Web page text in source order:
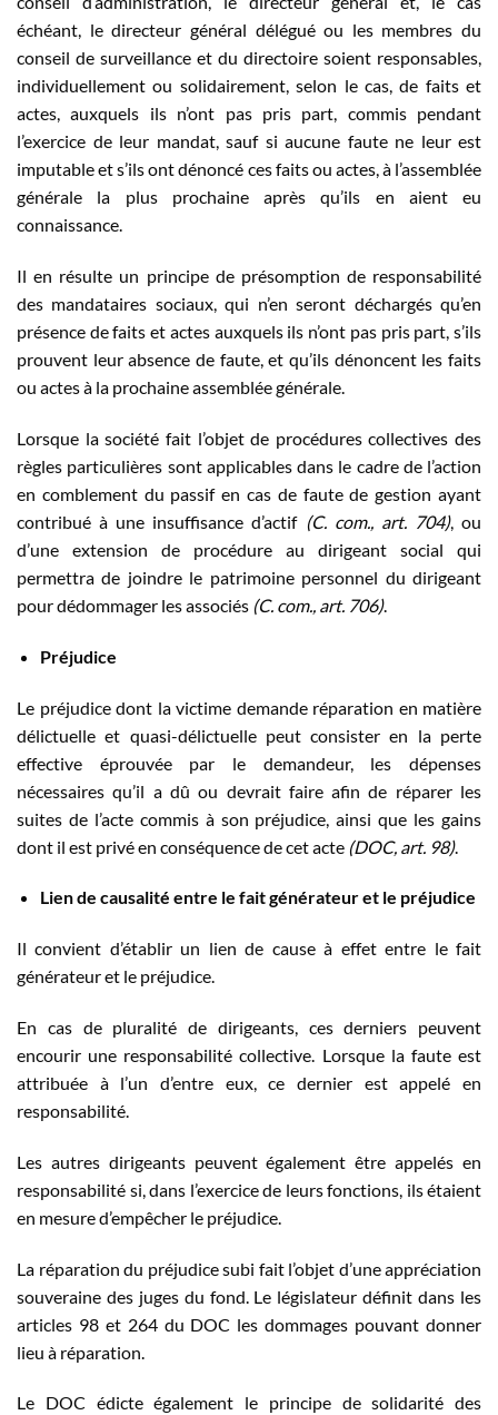
échéant, le directeur général délégué ou les membres du
conseil de surveillance et du directoire soient responsables,
individuellement ou solidairement, selon le cas, de faits et
actes, auxquels ils n’ont pas pris part, commis pendant
l’exercice de leur mandat, sauf si aucune faute ne leur est
imputable et s’ils ont dénoncé ces faits ou actes, à l’assemblée
générale la plus prochaine après qu’ils en aient eu
connaissance.
Il en résulte un principe de présomption de responsabilité
des mandataires sociaux, qui n’en seront déchargés qu’en
présence de faits et actes auxquels ils n’ont pas pris part, s’ils
prouvent leur absence de faute, et qu’ils dénoncent les faits
ou actes à la prochaine assemblée générale.
Lorsque la société fait l’objet de procédures collectives des
règles particulières sont applicables dans le cadre de l’action
en comblement du passif en cas de faute de gestion ayant
contribué à une insuffisance d’actif (C. com., art. 704), ou
d’une extension de procédure au dirigeant social qui
permettra de joindre le patrimoine personnel du dirigeant
pour dédommager les associés (C. com., art. 706).
Préjudice
Le préjudice dont la victime demande réparation en matière
délictuelle et quasi-délictuelle peut consister en la perte
effective éprouvée par le demandeur, les dépenses
nécessaires qu’il a dû ou devrait faire afin de réparer les
suites de l’acte commis à son préjudice, ainsi que les gains
dont il est privé en conséquence de cet acte (DOC, art. 98).
Lien de causalité entre le fait générateur et le préjudice
Il convient d’établir un lien de cause à effet entre le fait
générateur et le préjudice.
En cas de pluralité de dirigeants, ces derniers peuvent
encourir une responsabilité collective. Lorsque la faute est
attribuée à l’un d’entre eux, ce dernier est appelé en
responsabilité.
Les autres dirigeants peuvent également être appelés en
responsabilité si, dans l’exercice de leurs fonctions, ils étaient
en mesure d’empêcher le préjudice.
La réparation du préjudice subi fait l’objet d’une appréciation
souveraine des juges du fond. Le législateur définit dans les
articles 98 et 264 du DOC les dommages pouvant donner
lieu à réparation.
Le DOC édicte également le principe de solidarité des